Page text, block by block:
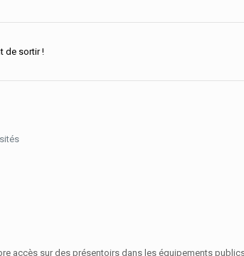
de sortir !
accès sur des présentoirs dans les équipements